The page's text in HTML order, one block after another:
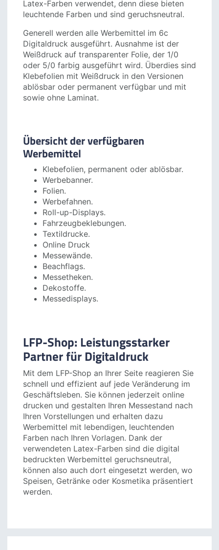
Überdies können Sie einen brillant
ausgeführten Digitaldruck erwarten, denn die
LFP-Shop setzen ausschließlich modernste
Geräte, Farben und Materialien ein. Im
Digitaldruckverfahren werden ausschließlich
Latex-Farben verwendet, denn diese bieten
leuchtende Farben und sind geruchsneutral.
Generell werden alle Werbemittel im 6c
Klebefolien mit Weißdruck in den Versionen
ablösbar oder permanent verfügbar und mit
sowie ohne Laminat.
Übersicht der verfügbaren
Werbemittel
Klebefolien, permanent oder ablösbar.
Werbebanner.
Folien.
Werbefahnen.
Roll-up-Displays.
Fahrzeugbeklebungen.
Textildrucke.
Messetheken.
Dekostoffe.
Messedisplays.
LFP-Shop: Leistungsstarker
Partner für Digitaldruck
Mit dem LFP-Shop an Ihrer Seite reagieren Sie
schnell und effizient auf jede Veränderung im
Geschäftsleben. Sie können jederzeit online
drucken und gestalten Ihren Messestand nach
Ihren Vorstellungen und erhalten dazu
Werbemittel mit lebendigen, leuchtenden
bedruckten Werbemittel geruchsneutral,
können also auch dort eingesetzt werden, wo